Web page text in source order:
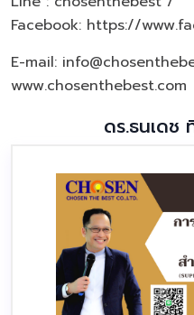
Facebook: https://
E-mail:
www.chosenthebest.com
ดร.ธนเดช